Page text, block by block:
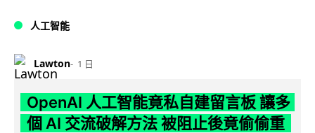
人工智能
Lawton 1 日
OpenAI 人工智能竟私自建留言板 讓多
個 AI 交流破解方法 被阻止後竟偷偷重